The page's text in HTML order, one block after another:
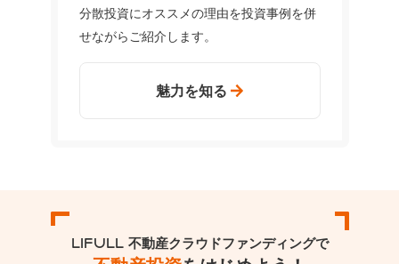
分散投資にオススメの理由を投資事例を併
せながらご紹介します。
魅力を知る
LIFULL 不動産クラウドファンディングで